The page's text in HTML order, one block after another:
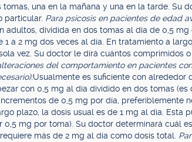
tomas, una en la mañana y una en la tarde. Su
particular. Para psicosis en pacientes de edad
adultos, dividida en dos tomas al día de 0,5
1 a 2 mg dos veces al día. En tratamiento a
vez. Su doctor le dirá cuántos comprimidos
del comportamiento en pacientes
Usualmente es suficiente con alrededor
con 0,5 mg al día dividido en dos tomas
de 0,5 mg por día, preferiblemente
plazo, la dosis usual es de 1 mg al día. Esta
0,5 mg por toma). Su doctor determinará cuál
más de 2 mg al día como dosis total.